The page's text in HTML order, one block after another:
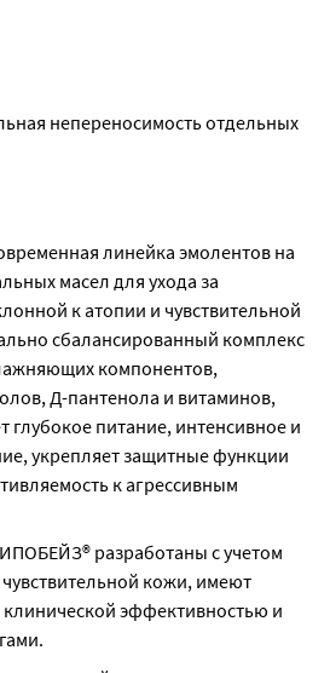
непереносимость отдельных
линейка эмолентов на
масел для ухода за
к атопии и чувствительной
сбалансированный комплекс
компонентов,
Д-пантенола и витаминов,
глубокое питание, интенсивное и
укрепляет защитные функции
к агрессивным
разработаны с учетом
кожи, имеют
клинической эффективностью и